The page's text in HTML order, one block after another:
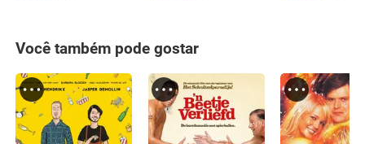
Você também pode gostar